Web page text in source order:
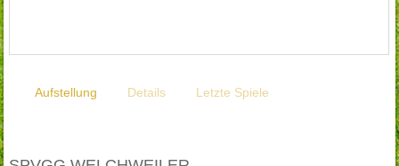
Aufstellung Details Letzte Spiele